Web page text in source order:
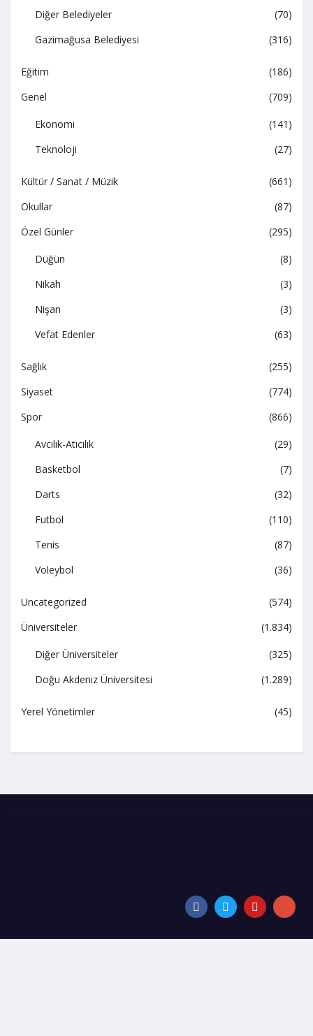
Diğer Belediyeler
(70)
Gazimağusa Belediyesi
(316)
Eğitim
(186)
Genel
(709)
Ekonomi
(141)
Teknoloji
(27)
Kültür / Sanat / Müzik
(661)
Okullar
(87)
Özel Günler
(295)
Düğün
(8)
Nikah
(3)
Nişan
(3)
Vefat Edenler
(63)
Sağlık
(255)
Siyaset
(774)
Spor
(866)
Avcılık-Atıcılık
(29)
Basketbol
(7)
Darts
(32)
Futbol
(110)
Tenis
(87)
Voleybol
(36)
Uncategorized
(574)
Üniversiteler
(1.834)
Diğer Üniversiteler
(325)
Doğu Akdeniz Üniversitesi
(1.289)
Yerel Yönetimler (45)